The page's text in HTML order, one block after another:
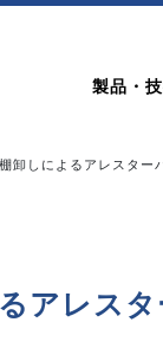
製品・
卸しによるアレスター
アレス